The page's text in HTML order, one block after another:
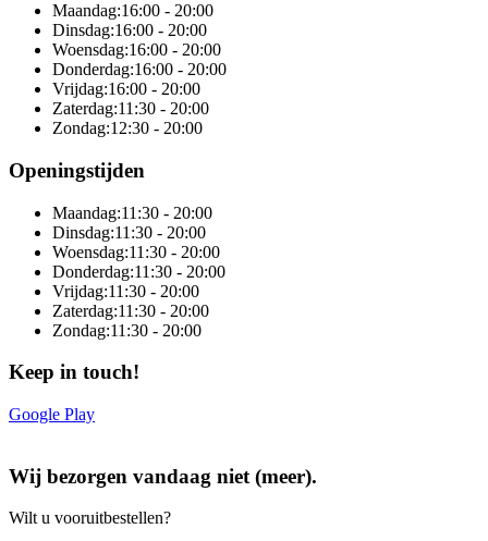
Maandag:16:00 - 20:00
Dinsdag:16:00 - 20:00
Woensdag:16:00 - 20:00
Donderdag:16:00 - 20:00
Vrijdag:16:00 - 20:00
Zaterdag:11:30 - 20:00
Zondag:12:30 - 20:00
Openingstijden
Maandag:11:30 - 20:00
Dinsdag:11:30 - 20:00
Woensdag:11:30 - 20:00
Donderdag:11:30 - 20:00
Vrijdag:11:30 - 20:00
Zaterdag:11:30 - 20:00
Zondag:11:30 - 20:00
Keep in touch!
Google Play
Wij bezorgen vandaag niet (meer).
Wilt u vooruitbestellen?